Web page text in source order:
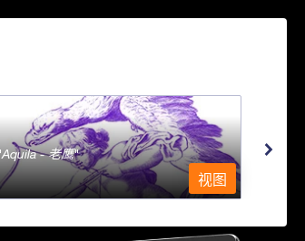
Aquila - 老鹰
视图